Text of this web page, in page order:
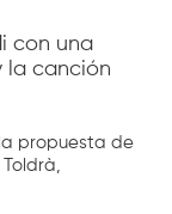
con una
la canción
propuesta de